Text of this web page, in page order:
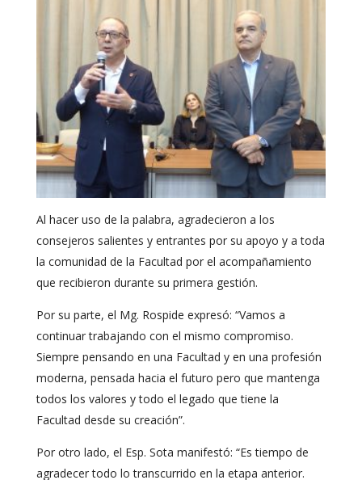
Al hacer uso de la palabra, agradecieron a los
consejeros salientes y entrantes por su apoyo y a toda
la comunidad de la Facultad por el acompañamiento
que recibieron durante su primera gestión.
Por su parte, el Mg. Rospide expresó: “Vamos a
continuar trabajando con el mismo compromiso.
Siempre pensando en una Facultad y en una profesión
moderna, pensada hacia el futuro pero que mantenga
todos los valores y todo el legado que tiene la
Facultad desde su creación”.
Por otro lado, el Esp. Sota manifestó: “Es tiempo de
agradecer todo lo transcurrido en la etapa anterior.